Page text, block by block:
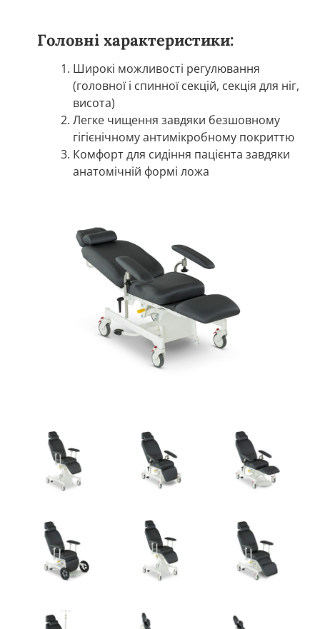
Головні характеристики:
Широкі можливості регулювання
(головної і спинної секцій, секція для ніг,
висота)
Легке чищення завдяки безшовному
гігієнічному антимікробному покриттю
Комфорт для сидіння пацієнта завдяки
анатомічній формі ложа